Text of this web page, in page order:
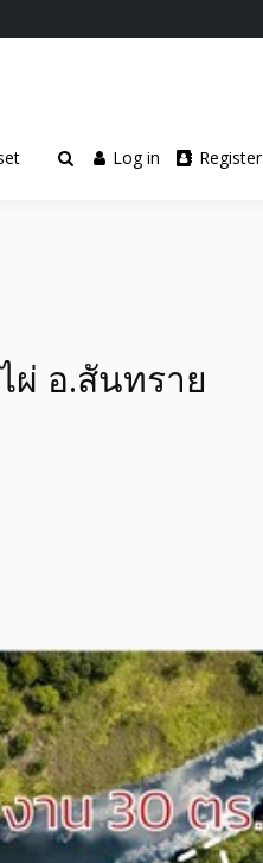
Log in Register
ผ่ อ.สันทราย